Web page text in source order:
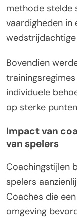
methode stelde
vaardigheden in
Bovendien
individuele
op sterke
Impact van
van spelers
Coachingstijlen
spelers
Coaches die
omgeving